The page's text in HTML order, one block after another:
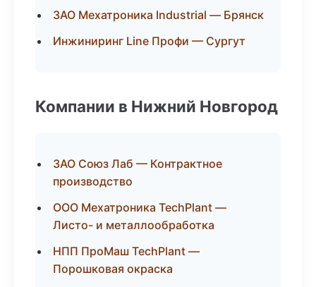
ЗАО Мехатроника Industrial — Брянск
Инжиниринг Line Профи — Сургут
Компании в Нижний Новгород
ЗАО Союз Лаб — Контрактное
производство
ООО Мехатроника TechPlant —
Листо- и металлообработка
НПП ПроМаш TechPlant —
Порошковая окраска